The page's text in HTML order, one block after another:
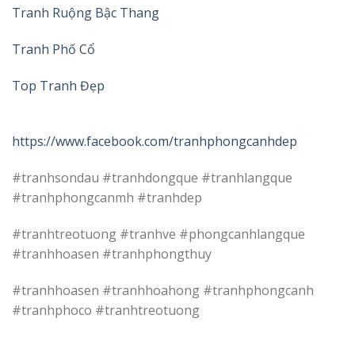
Tranh Ruộng Bậc Thang
Tranh Phố Cổ
Top Tranh Đẹp
https://www.facebook.com/tranhphongcanhdep
#tranhsondau #tranhdongque #tranhlangque
#tranhphongcanmh #tranhdep
#tranhtreotuong #tranhve #phongcanhlangque
#tranhhoasen #tranhphongthuy
#tranhhoasen #tranhhoahong #tranhphongcanh
#tranhphoco #tranhtreotuong